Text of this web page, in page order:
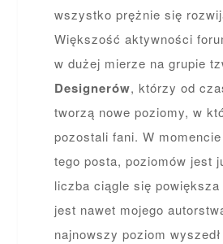
wszystko prężnie się
Większość aktywności
w dużej mierze na grupie
Designerów, którzy od
tworzą nowe poziomy, w
pozostali fani. W
tego posta, poziomów jest
liczba ciągle się
jest nawet mojego
najnowszy poziom